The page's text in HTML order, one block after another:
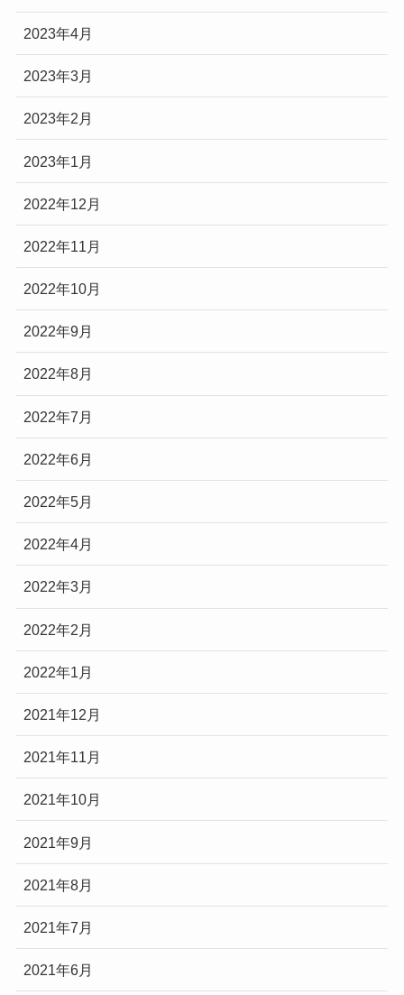
2023年4月
2023年3月
2023年2月
2023年1月
2022年12月
2022年11月
2022年10月
2022年9月
2022年8月
2022年7月
2022年6月
2022年5月
2022年4月
2022年3月
2022年2月
2022年1月
2021年12月
2021年11月
2021年10月
2021年9月
2021年8月
2021年7月
2021年6月